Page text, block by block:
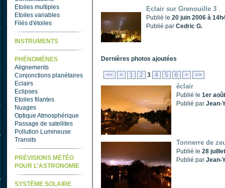
Etoiles multiples
Etoiles variables
Filés d'étoiles
INSTRUMENTS
PHÉNOMÈNES
Alignements
Conjonctions planétaires
Eclairs
Eclipses
Etoiles filantes
Nuages
Optique Atmosphérique
Passage de satellites
Pollution Lumineuse
Transits
PRÉVISIONS MÉTÉO
POUR L'ASTRONOMIE
SYSTÈME SOLAIRE
Eclair sur Grenouille 3
Publié le 20 juin 2006 à
Publié par Cedric G.
Dernières photos ajoutées
<< < 1 2 3 4 5 6 > >>
éclair
Publié le 1er
Publié par Jean-
Tonnerre de
Publié le 28
Publié par Jean-